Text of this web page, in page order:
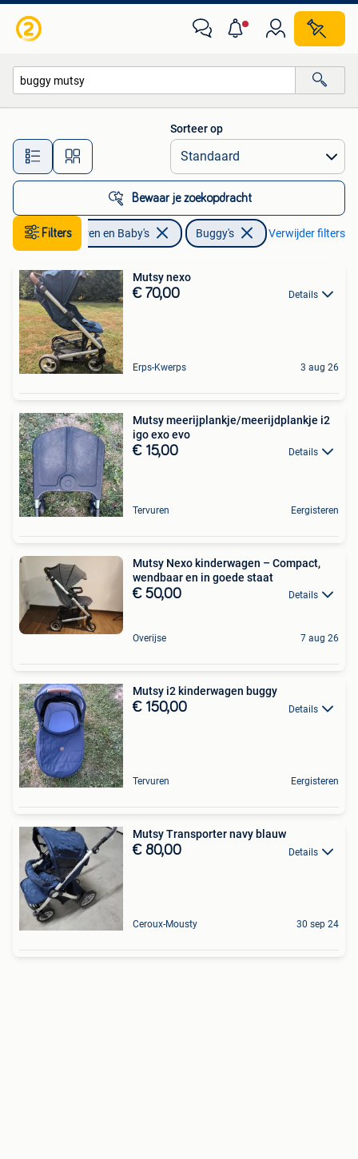
Alle afstanden…
Sorteer op
Bewaar je zoekopdracht
FiltersKinderen en Baby's Buggy's Verwijder filters
Mutsy nexo
€ 70,00 Details
Erps-Kwerps 3 aug 26
Mutsy meerijplankje/meerijdplankje i2
igo exo evo
€ 15,00 Details
Tervuren Eergisteren
Mutsy Nexo kinderwagen – Compact,
wendbaar en in goede staat
€ 50,00 Details
Overijse 7 aug 26
Mutsy i2 kinderwagen buggy
€ 150,00 Details
Tervuren Eergisteren
Mutsy Transporter navy blauw
€ 80,00 Details
Ceroux-Mousty 30 sep 24